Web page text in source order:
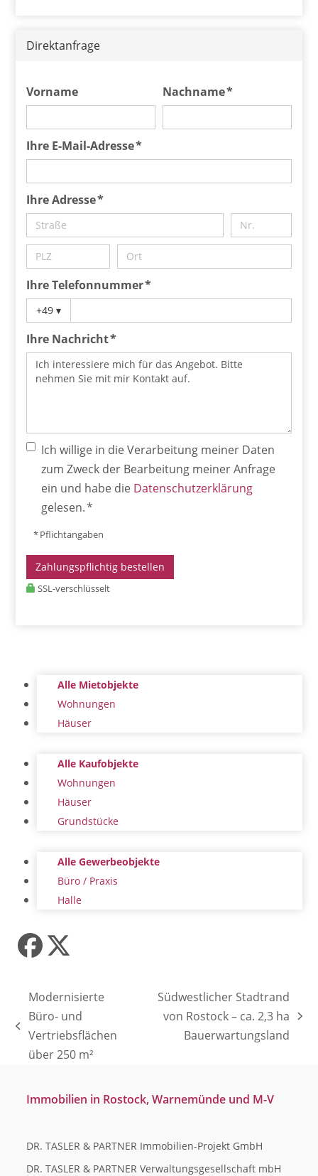
Direktanfrage
Vorname Nachname *
Ihre E-Mail-Adresse *
Ihre Adresse *
Ihre Telefonnummer *
+49 ▾
Ihre Nachricht *
Ich willige in die Verarbeitung meiner Daten
zum Zweck der Bearbeitung meiner Anfrage
ein und habe die Datenschutzerklärung
gelesen. *
* Pflichtangaben
Zahlungspflichtig bestellen
SSL-verschlüsselt
Alle Mietobjekte
Wohnungen
Häuser
Alle Kaufobjekte
Wohnungen
Häuser
Grundstücke
Alle Gewerbeobjekte
Büro / Praxis
Halle
Facebook
Twitter
vorheriger
Beitrag:
Modernisierte
Büro- und
Vertriebsflächen
über 250 m²
Nächster
Beitrag:
Südwestlicher Stadtrand
von Rostock – ca. 2,3 ha
Bauerwartungsland
Immobilien in Rostock, Warnemünde und M-V
DR. TASLER & PARTNER Immobilien-Projekt GmbH
DR. TASLER & PARTNER Verwaltungsgesellschaft mbH